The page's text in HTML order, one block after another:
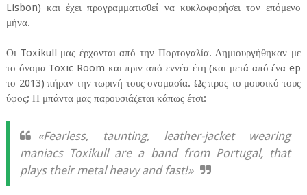
Lisbon) και έχει προγραμματισθεί να κυκλοφορήσει τον επόμενο
μήνα.
Οι Toxikull μας έρχονται από την Πορτογαλία. Δημιουργήθηκαν με
το όνομα Toxic Room και πριν από εννέα έτη (και μετά από ένα ep
το 2013) πήραν την τωρινή τους ονομασία. Ως προς το μουσικό τους
ύφος; Η μπάντα μας παρουσιάζεται κάπως έτσι:
«Fearless, taunting, leather-jacket wearing
maniacs Toxikull are a band from Portugal, that
plays their metal heavy and fast!»